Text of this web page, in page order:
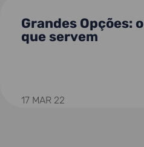
Grandes Opções:
que servem
17 MAR 22